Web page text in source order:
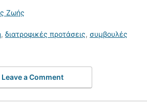
Ζωής
, διατροφικές προτάσεις, συμβουλές
Leave a Comment